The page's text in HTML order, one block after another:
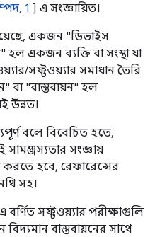
1 ] এ সংজ্ঞায়িত।
একজন "ডিভাইস
হল একজন ব্যক্তি বা সংস্থা যা
সফ্টওয়্যার সমাধান তৈরি
বা "বাস্তবায়ন" হল
উন্নত।
বলে বিবেচিত হতে,
সংজ্ঞায়
করতে হবে, রেফারেন্সের
সহ।
বর্ণিত সফ্টওয়্যার পরীক্ষাগুলি
বাস্তবায়নের সাথে